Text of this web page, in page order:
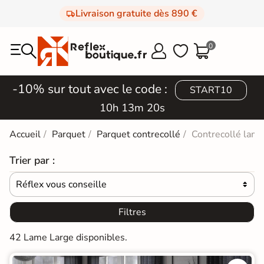
Livraison gratuite dès 890 €
  0
-10% sur tout avec le code : START10
10h 13m 18s
Accueil Parquet Parquet contrecollé Contrecollé
Trier par :
Réflex vous conseille 
Filtres
42 Lame Large disponibles.